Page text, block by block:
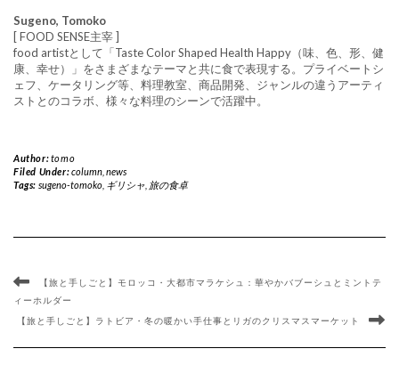
Sugeno, Tomoko
[ FOOD SENSE主宰 ]
food artistとして「Taste Color Shaped Health Happy（味、色、形、健
康、幸せ）」をさまざまなテーマと共に食で表現する。プライベートシ
ェフ、ケータリング等、料理教室、商品開発、ジャンルの違うアーティ
ストとのコラボ、様々な料理のシーンで活躍中。
Author:tomo
Filed Under:column, news
Tags: sugeno-tomoko, ギリシャ, 旅の食卓
【旅と手しごと】モロッコ・大都市マラケシュ：華やかバブーシュとミントテ
ィーホルダー
【旅と手しごと】ラトビア・冬の暖かい手仕事とリガのクリスマスマーケット